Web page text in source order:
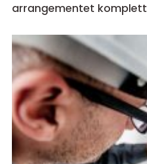
arrangementet komplett